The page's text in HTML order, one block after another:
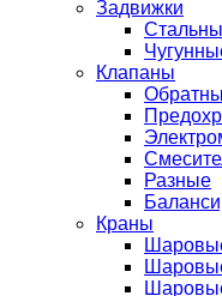
Задвижки
Клапаны
Разные
Краны